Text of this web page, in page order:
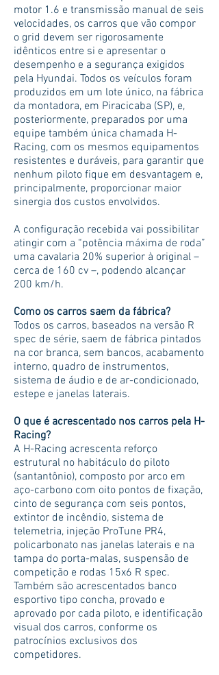
motor 1.6 e transmissão manual de seis
velocidades, os carros que vão compor
o grid devem ser rigorosamente
idênticos entre si e apresentar o
desempenho e a segurança exigidos
pela Hyundai. Todos os veículos foram
produzidos em um lote único, na fábrica
da montadora, em Piracicaba (SP), e,
posteriormente, preparados por uma
equipe também única chamada H-
Racing, com os mesmos equipamentos
resistentes e duráveis, para garantir que
nenhum piloto fique em desvantagem e,
principalmente, proporcionar maior
sinergia dos custos envolvidos.
A configuração recebida vai possibilitar
atingir com a “potência máxima de roda”
uma cavalaria 20% superior à original –
cerca de 160 cv –, podendo alcançar
200 km/h.
Como os carros saem da fábrica?
Todos os carros, baseados na versão R
spec de série, saem de fábrica pintados
na cor branca, sem bancos, acabamento
interno, quadro de instrumentos,
sistema de áudio e de ar-condicionado,
estepe e janelas laterais.
O que é acrescentado nos carros pela H-
Racing?
A H-Racing acrescenta reforço
estrutural no habitáculo do piloto
(santantônio), composto por arco em
aço-carbono com oito pontos de fixação,
cinto de segurança com seis pontos,
extintor de incêndio, sistema de
telemetria, injeção ProTune PR4,
policarbonato nas janelas laterais e na
tampa do porta-malas, suspensão de
competição e rodas 15x6 R spec.
Também são acrescentados banco
esportivo tipo concha, provado e
aprovado por cada piloto, e identificação
visual dos carros, conforme os
patrocínios exclusivos dos
competidores.